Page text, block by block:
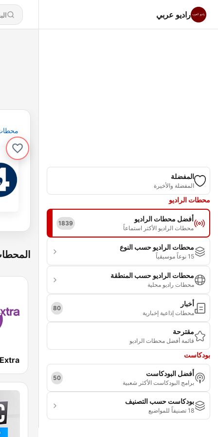
راديو عربي
المفضلة
المفضلة والأخيرة
محطات الراديو
أفضل محطات الراديو
محطات الراديو الأكثر استماعاً
1839
محطات الراديو حسب النوع
15 نوعاً موسيقياً
محطات الراديو حسب المنطقة
محطات راديو محلية
أخبار
محطات إذاعية إخبارية
80
مقترحة
قائمة أفضل محطات الراديو
بودكاست
أفضل البودكاست
برامج البودكاست الأكثر شعبية
50
بودكاست حسب التصنيف
18 تصنيفاً للمواضيع